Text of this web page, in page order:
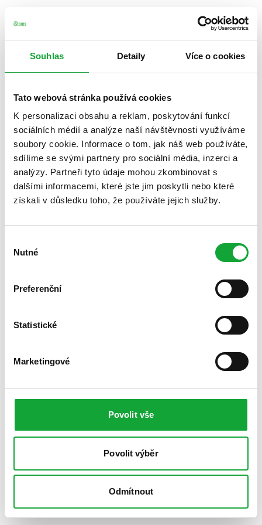
Souhlas Detaily Více o cookies
Tato webová stránka používá cookies
K personalizaci obsahu a reklam, poskytování funkcí
sociálních médií a analýze naší návštěvnosti využíváme
soubory cookie. Informace o tom, jak náš web používáte,
sdílíme se svými partnery pro sociální média, inzerci a
analýzy. Partneři tyto údaje mohou zkombinovat s
dalšími informacemi, které jste jim poskytli nebo které
získali v důsledku toho, že používáte jejich služby.
souhlasu
Nutné
Preferenční
Statistické
Marketingové
Povolit vše
Povolit výběr
Odmítnout